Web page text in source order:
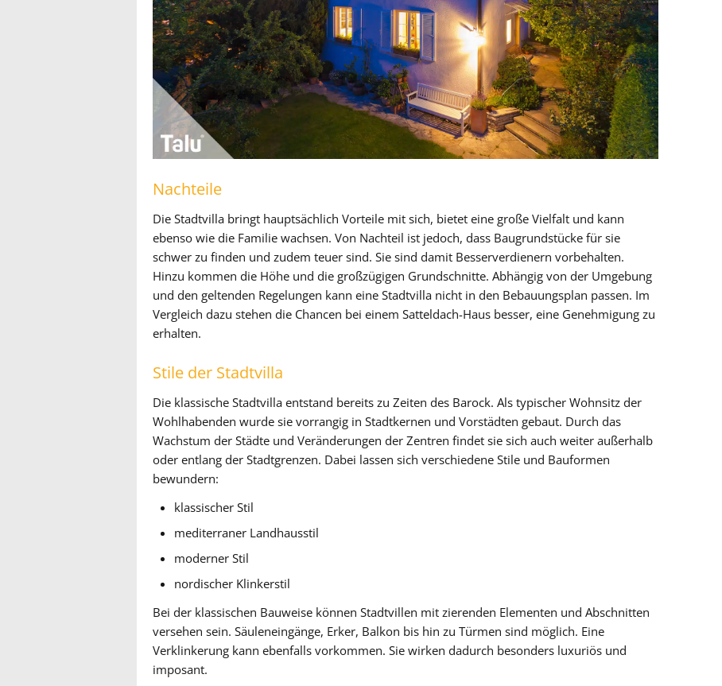
Nachteile
Die Stadtvilla bringt hauptsächlich Vorteile mit sich, bietet eine große Vielfalt und kann
ebenso wie die Familie wachsen. Von Nachteil ist jedoch, dass Baugrundstücke für sie
schwer zu finden und zudem teuer sind. Sie sind damit Besserverdienern vorbehalten.
Hinzu kommen die Höhe und die großzügigen Grundschnitte. Abhängig von der Umgebung
und den geltenden Regelungen kann eine Stadtvilla nicht in den Bebauungsplan passen. Im
Vergleich dazu stehen die Chancen bei einem Satteldach-Haus besser, eine Genehmigung zu
erhalten.
Stile der Stadtvilla
Die klassische Stadtvilla entstand bereits zu Zeiten des Barock. Als typischer Wohnsitz der
Wohlhabenden wurde sie vorrangig in Stadtkernen und Vorstädten gebaut. Durch das
Wachstum der Städte und Veränderungen der Zentren findet sie sich auch weiter außerhalb
oder entlang der Stadtgrenzen. Dabei lassen sich verschiedene Stile und Bauformen
bewundern:
klassischer Stil
mediterraner Landhausstil
moderner Stil
nordischer Klinkerstil
Bei der klassischen Bauweise können Stadtvillen mit zierenden Elementen und Abschnitten
versehen sein. Säuleneingänge, Erker, Balkon bis hin zu Türmen sind möglich. Eine
Verklinkerung kann ebenfalls vorkommen. Sie wirken dadurch besonders luxuriös und
imposant.